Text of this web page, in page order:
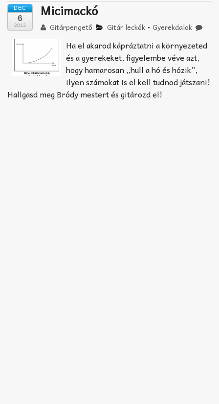
Zeneiskolák
Zeneszerzés alapjai
Akkord-kotta
Improvizáció
DEC
6
2013
Micimackó
Gitárpengető Gitár leckék •Gyerekdalok
Ha el akarod kápráztatni a környezeted
és a gyerekeket, figyelembe véve azt,
hogy hamarosan „hull a hó és hózik”,
ilyen számokat is el kell tudnod játszani!
Hallgasd meg Bródy mestert és gitározd el!